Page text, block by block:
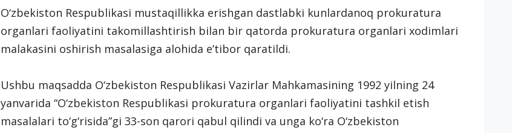
O‘zbekiston Respublikasi mustaqillikka erishgan dastlabki kunlardanoq prokuratura
organlari faoliyatini takomillashtirish bilan bir qatorda prokuratura organlari xodimlari
malakasini oshirish masalasiga alohida e’tibor qaratildi.
Ushbu maqsadda O‘zbekiston Respublikasi Vazirlar Mahkamasining 1992 yilning 24
yanvarida “O‘zbekiston Respublikasi prokuratura organlari faoliyatini tashkil etish
masalalari to‘g‘risida”gi 33-son qarori qabul qilindi va unga ko‘ra O‘zbekiston